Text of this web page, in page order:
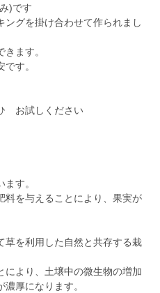
)です
ングを掛け合わせて作られまし
ます。
す。
お試しください
す。
を与えることにより、果実が
草を利用した自然と共存する栽
より、土壌中の微生物の増加
厚になります。